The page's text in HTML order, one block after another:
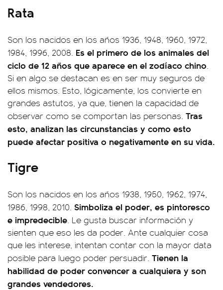
Rata
Son los nacidos en los años 1936, 1948, 1960, 1972,
1984, 1996, 2008. Es el primero de los animales del
ciclo de 12 años que aparece en el zodíaco chino.
Si en algo se destacan es en ser muy seguros de
ellos mismos. Esto, lógicamente, los convierte en
grandes astutos, ya que, tienen la capacidad de
observar como se comportan las personas. Tras
esto, analizan las circunstancias y como esto
puede afectar positiva o negativamente en su vida.
Tigre
Son los nacidos en los años 1938, 1950, 1962, 1974,
1986, 1998, 2010. Simboliza el poder, es pintoresco
e impredecible. Le gusta buscar información y
sienten que eso les da poder. Ante cualquier cosa
que les interese, intentan contar con la mayor data
posible para luego poder persuadir. Tienen la
habilidad de poder convencer a cualquiera y son
grandes vendedores.